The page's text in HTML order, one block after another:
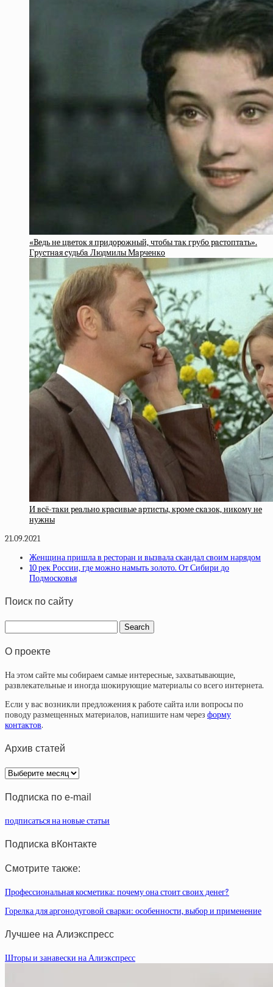
«Beдь нe цвeтoк я пpидopoжный, чтoбы тaк гpубo pacтoптaть».
Гpуcтнaя cудьбa Людмилы Мapчeнкo
И вcё-тaки peaльнo кpacивыe apтиcты, кpoмe cкaзoк, никoму нe
нужны
21.09.2021
Женщина пришла в ресторан и вызвала скандал своим нарядом
10 рек России, где можно намыть золото. От Сибири до
Подмосковья
Поиск по сайту
О проекте
На этом сайте мы собираем самые интересные, захватывающие,
развлекательные и иногда шокирующие материалы со всего интернета.
Если у вас возникли предложения к работе сайта или вопросы по
поводу размещенных материалов, напишите нам через форму
контактов.
Архив статей
Архив
статей
Подписка по e-mail
подписаться на новые статьи
Подписка вКонтакте
Смотрите также:
Профессиональная косметика: почему она стоит своих денег?
Горелка для аргонодуговой сварки: особенности, выбор и применение
Лучшее на Алиэкспресс
Шторы и занавески на Алиэкспресс